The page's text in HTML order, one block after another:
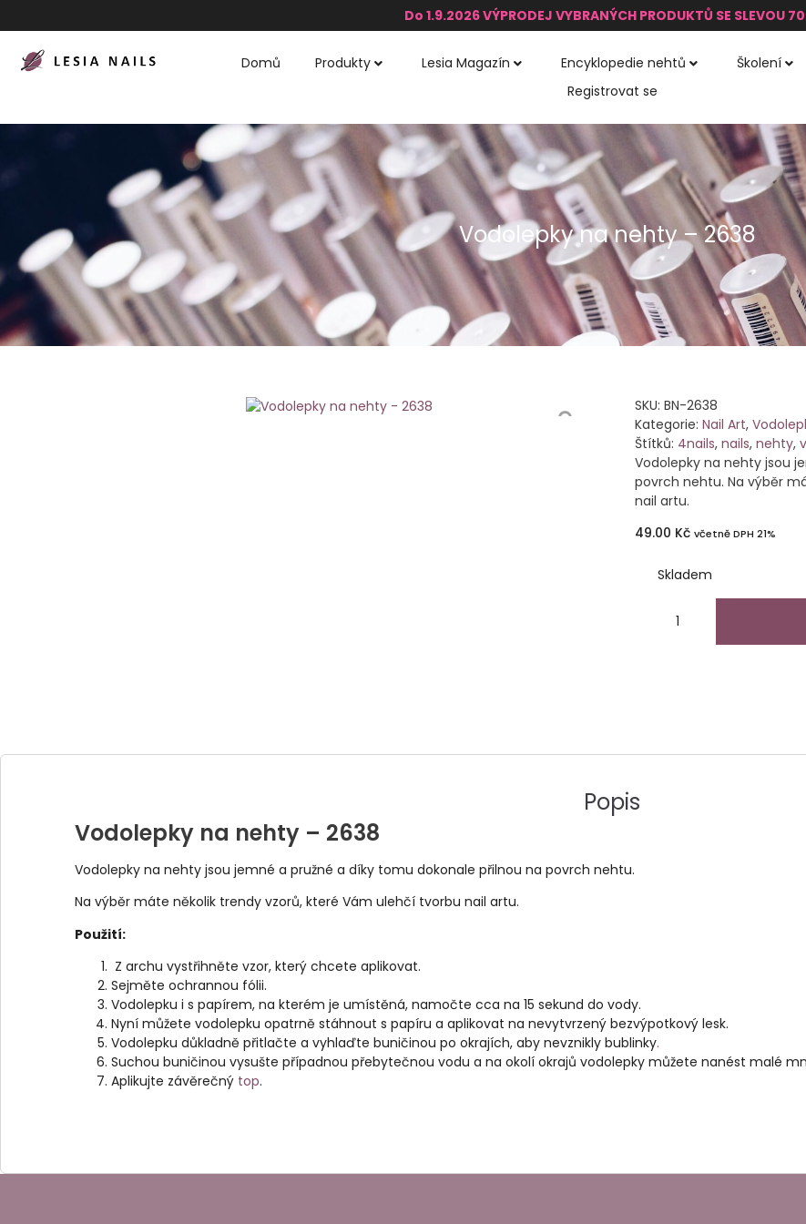
Do 1.9.2026 VÝPRODEJ VYBRANÝCH PRODUKTŮ SE SLEVOU
Domů Produkty Lesia Magazín Encyklopedie nehtů Školení
Registrovat se
Vodolepky na nehty – 2638
SKU: BN-2638
Kategorie: Nail Art,
Štítků: 4nails, nails, nehty,
Vodolepky na nehty jsou
povrch nehtu. Na výběr
nail artu.
49.00 Kč včetně DPH 21%
Skladem
Popis
Vodolepky na nehty – 2638
Vodolepky na nehty jsou jemné a pružné a díky tomu dokonale přilnou na povrch nehtu.
Na výběr máte několik trendy vzorů, které Vám ulehčí tvorbu nail artu.
Použití:
Z archu vystřihněte vzor, který chcete aplikovat.
Sejměte ochrannou fólii.
Vodolepku i s papírem, na kterém je umístěná, namočte cca na 15 sekund do vody.
Nyní můžete vodolepku opatrně stáhnout s papíru a aplikovat na nevytvrzený bezvýpotkový lesk.
Vodolepku důkladně přitlačte a vyhlaďte buničinou po okrajích, aby nevznikly bublinky.
Suchou buničinou vysušte případnou přebytečnou vodu a na okolí okrajů vodolepky můžete nanést malé
Aplikujte závěrečný top.